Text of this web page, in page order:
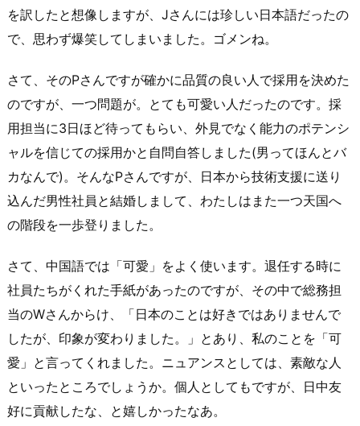
を訳したと想像しますが、Jさんには珍しい日本語だったの
で、思わず爆笑してしまいました。ゴメンね。
さて、そのPさんですが確かに品質の良い人で採用を決めた
のですが、一つ問題が。とても可愛い人だったのです。採
用担当に3日ほど待ってもらい、外見でなく能力のポテンシ
ャルを信じての採用かと自問自答しました(男ってほんとバ
カなんで)。そんなPさんですが、日本から技術支援に送り
込んだ男性社員と結婚しまして、わたしはまた一つ天国へ
の階段を一歩登りました。
さて、中国語では「可愛」をよく使います。退任する時に
社員たちがくれた手紙があったのですが、その中で総務担
当のWさんからけ、「日本のことは好きではありませんで
したが、印象が変わりました。」とあり、私のことを「可
愛」と言ってくれました。ニュアンスとしては、素敵な人
といったところでしょうか。個人としてもですが、日中友
好に貢献したな、と嬉しかったなあ。